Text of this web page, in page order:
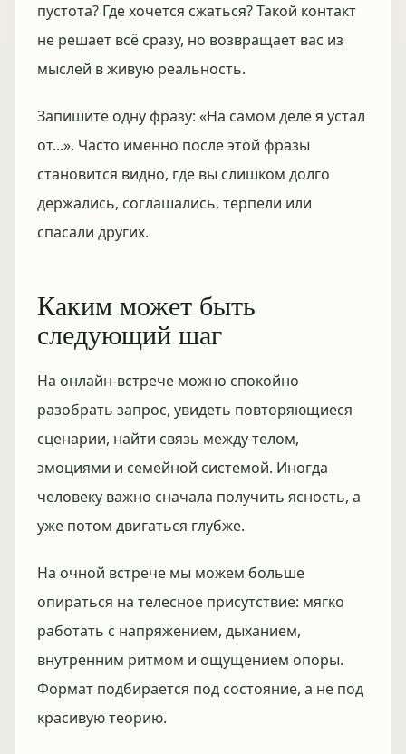
пустота? Где хочется сжаться? Такой контакт
не решает всё сразу, но возвращает вас из
мыслей в живую реальность.
Запишите одну фразу: «На самом деле я устал
от...». Часто именно после этой фразы
становится видно, где вы слишком долго
держались, соглашались, терпели или
спасали других.
Каким может быть
следующий шаг
На онлайн-встрече можно спокойно
разобрать запрос, увидеть повторяющиеся
сценарии, найти связь между телом,
эмоциями и семейной системой. Иногда
человеку важно сначала получить ясность, а
уже потом двигаться глубже.
На очной встрече мы можем больше
опираться на телесное присутствие: мягко
работать с напряжением, дыханием,
внутренним ритмом и ощущением опоры.
Формат подбирается под состояние, а не под
красивую теорию.